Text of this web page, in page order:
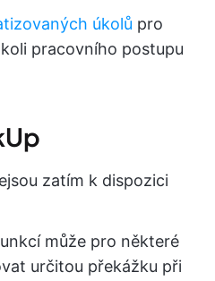
úkolů pro
pracovního postupu
zatím k dispozici
může pro některé
určitou překážku při